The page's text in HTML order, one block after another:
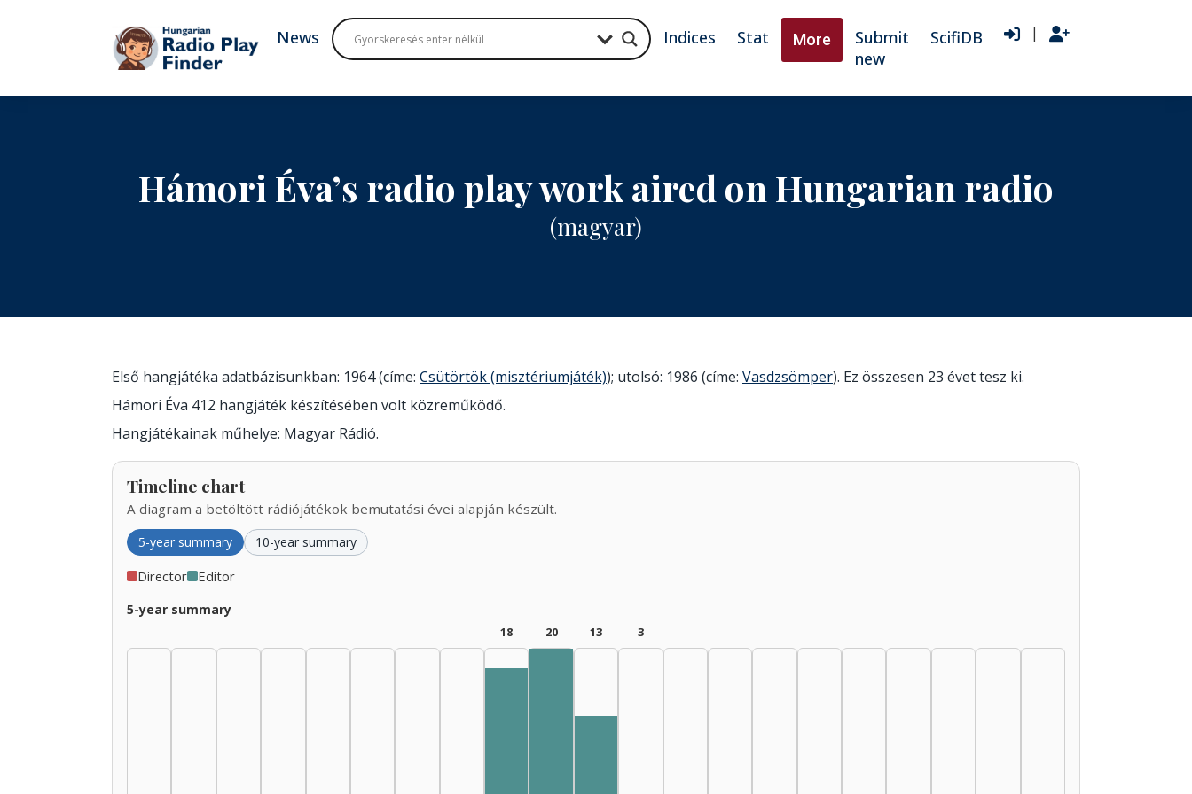
News Indices Stat More
Submit
new
ScifiDB |
Hámori Éva’s radio play work aired on Hungarian radio
(magyar)
Első hangjátéka adatbázisunkban: 1964 (címe: Csütörtök (misztériumjáték)); utolsó: 1986 (címe: Vasdzsömper). Ez összesen 23 évet tesz ki.
Hámori Éva 412 hangjáték készítésében volt közreműködő.
Hangjátékainak műhelye: Magyar Rádió.
Timeline chart
A diagram a betöltött rádiójátékok bemutatási évei alapján készült.
5-year summary 10-year summary
Director Editor
5-year summary
18 20 13 3